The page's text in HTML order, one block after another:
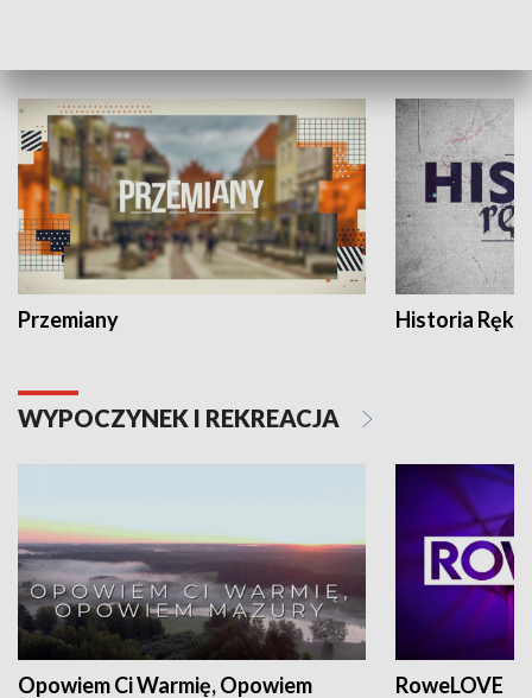
Przemiany Historia Ręką
WYPOCZYNEK I REKREACJA
Opowiem Ci Warmię, Opowiem
RoweLOVE